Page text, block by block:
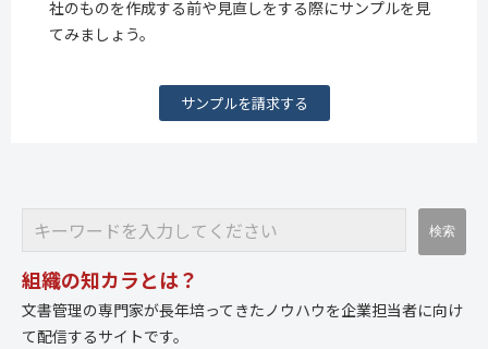
社のものを作成する前や見直しをする際にサンプルを見
てみましょう。
サンプルを請求する
組織の知カラとは？
文書管理の専門家が長年培ってきたノウハウを企業担当者に向け
て配信するサイトです。